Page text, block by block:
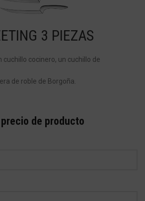
3 PIEZAS
cuchillo cocinero, un cuchillo de
de roble de Borgoña.
de producto